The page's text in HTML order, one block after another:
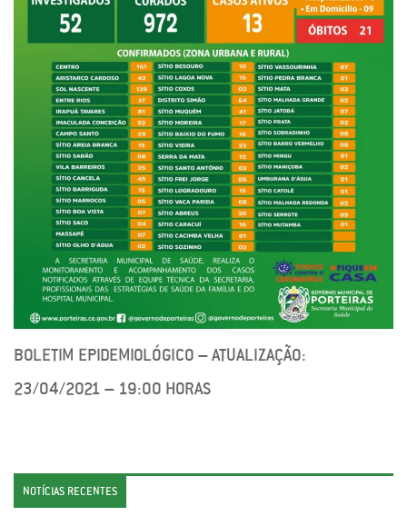
BOLETIM EPIDEMIOLÓGICO – ATUALIZAÇÃO:
23/04/2021 – 19:00 HORAS
NOTÍCIAS RECENTES